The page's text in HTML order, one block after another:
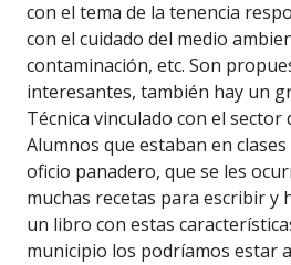
con el tema de la tenencia
con el cuidado del medio
contaminación, etc. Son
interesantes, también hay un
Técnica vinculado con el sector
Alumnos que estaban en
oficio panadero, que se les
muchas recetas para escribir y
un libro con estas
municipio los podríamos estar